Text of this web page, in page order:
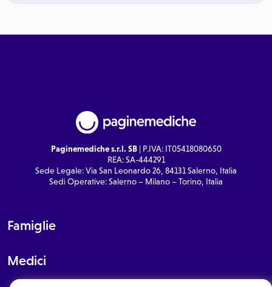
Paginemediche s.r.l. SB| P.IVA: IT05418080650
REA: SA-444291
Sede Legale: Via San Leonardo 26, 84131 Salerno, Italia
Sedi Operative: Salerno – Milano – Torino, Italia
Famiglie
Medici